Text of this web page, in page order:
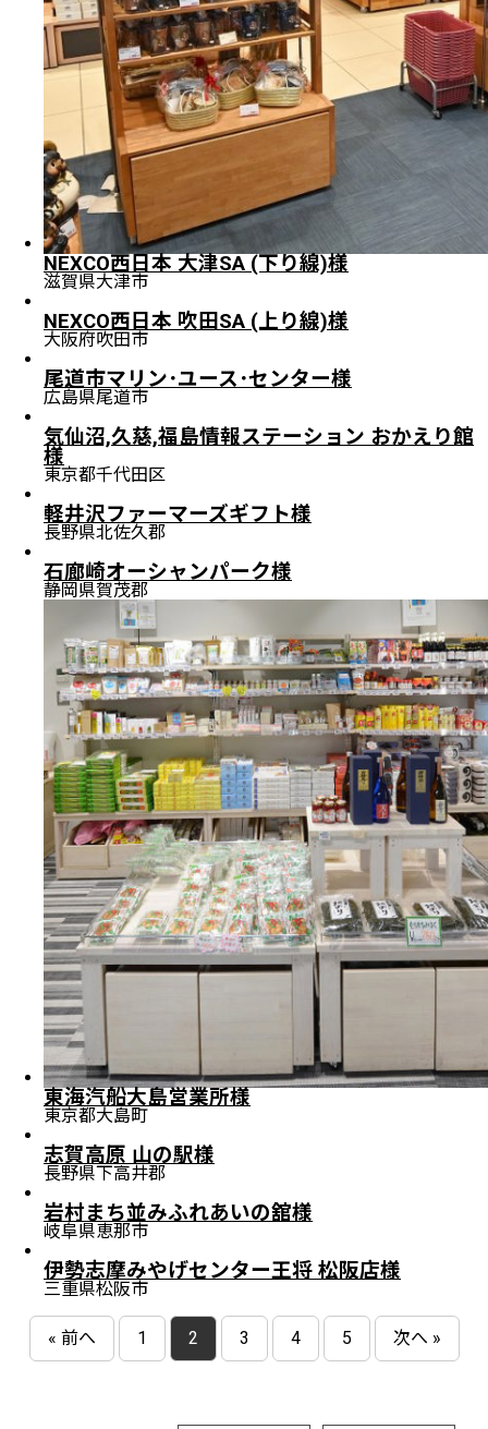
NEXCO西日本 大津SA (下り線)様
滋賀県大津市
NEXCO西日本 吹田SA (上り線)様
大阪府吹田市
尾道市マリン･ユース･センター様
広島県尾道市
気仙沼,久慈,福島情報ステーション おかえり館
様
東京都千代田区
軽井沢ファーマーズギフト様
長野県北佐久郡
石廊崎オーシャンパーク様
静岡県賀茂郡
東海汽船大島営業所様
東京都大島町
志賀高原 山の駅様
長野県下高井郡
岩村まち並みふれあいの舘様
岐阜県恵那市
伊勢志摩みやげセンター王将 松阪店様
三重県松阪市
« 前へ 1 2 3 4 5 次へ »